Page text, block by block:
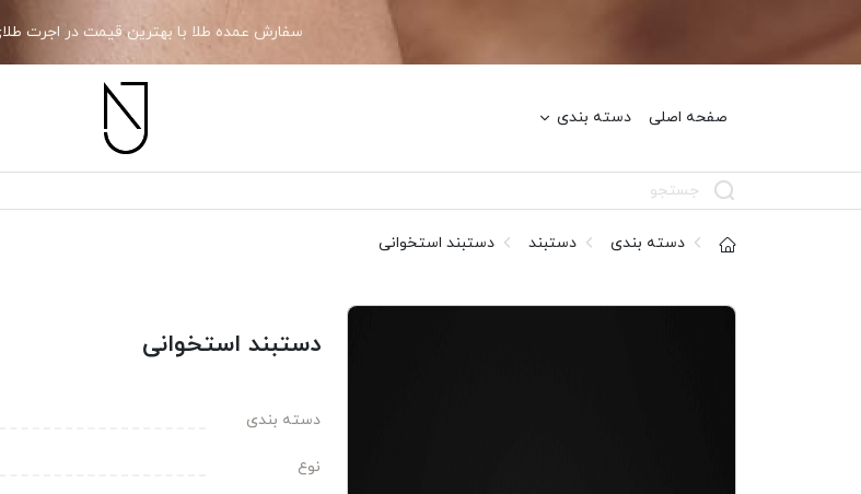
سفارش عمده طلا با بهترین قیمت در اجرت
صفحه اصلی دسته بندی
دسته بندی دستبند دستبند استخوانی
دستبند استخوانی
دسته بندی
نوع